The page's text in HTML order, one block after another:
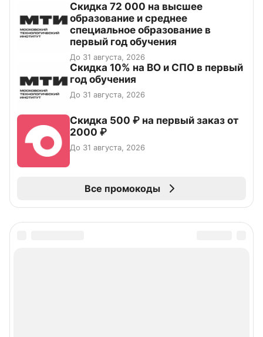
Скидка 72 000 на высшее
образование и среднее
специальное образование в
первый год обучения
До 31 августа, 2026
Скидка 10% на ВО и СПО в первый
год обучения
До 31 августа, 2026
Скидка 500 ₽ на первый заказ от
2000 ₽
До 31 августа, 2026
Все промокоды